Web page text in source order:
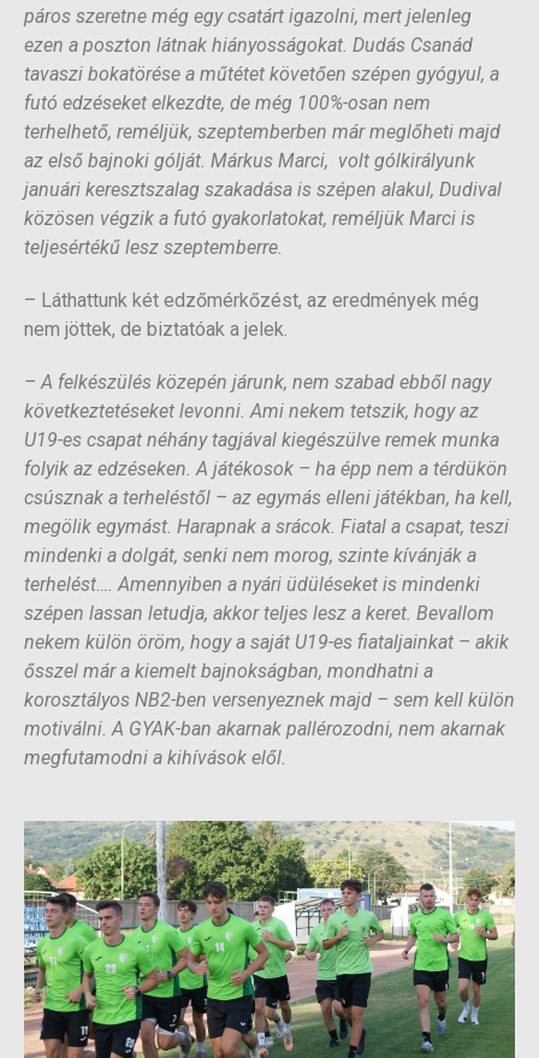
páros szeretne még egy csatárt igazolni, mert jelenleg
ezen a poszton látnak hiányosságokat. Dudás Csanád
tavaszi bokatörése a műtétet követően szépen gyógyul, a
futó edzéseket elkezdte, de még 100%-osan nem
terhelhető, reméljük, szeptemberben már meglőheti majd
az első bajnoki gólját. Márkus Marci, volt gólkirályunk
januári keresztszalag szakadása is szépen alakul, Dudival
közösen végzik a futó gyakorlatokat, reméljük Marci is
teljesértékű lesz szeptemberre.
– Láthattunk két edzőmérkőzést, az eredmények még
nem jöttek, de biztatóak a jelek.
– A felkészülés közepén járunk, nem szabad ebből nagy
következtetéseket levonni. Ami nekem tetszik, hogy az
U19-es csapat néhány tagjával kiegészülve remek munka
folyik az edzéseken. A játékosok – ha épp nem a térdükön
csúsznak a terheléstől – az egymás elleni játékban, ha kell,
megölik egymást. Harapnak a srácok. Fiatal a csapat, teszi
mindenki a dolgát, senki nem morog, szinte kívánják a
terhelést…. Amennyiben a nyári üdüléseket is mindenki
szépen lassan letudja, akkor teljes lesz a keret. Bevallom
nekem külön öröm, hogy a saját U19-es fiataljainkat – akik
ősszel már a kiemelt bajnokságban, mondhatni a
korosztályos NB2-ben versenyeznek majd – sem kell külön
motiválni. A GYAK-ban akarnak pallérozodni, nem akarnak
megfutamodni a kihívások elől.